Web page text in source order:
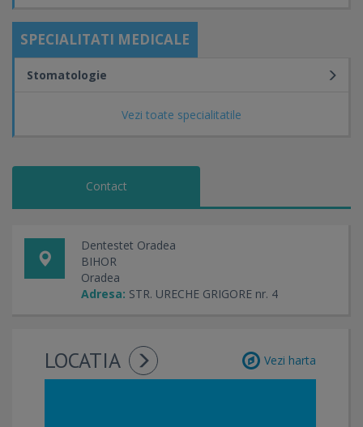
SPECIALITATI MEDICALE
Vezi toate specialitatile
Stomatologie
Contact
Dentestet Oradea
BIHOR
Oradea
Adresa: STR. URECHE GRIGORE nr. 4
LOCATIA Vezi harta